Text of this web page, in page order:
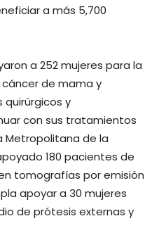
a más 5,700
a 252 mujeres para la
de mama y
quirúrgicos y
con sus tratamientos
Metropolitana de la
180 pacientes de
tomografías por emisión
apoyar a 30 mujeres
de prótesis externas y